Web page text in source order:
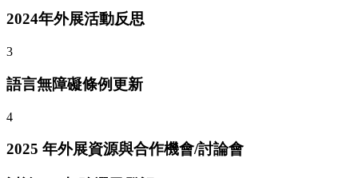
2024年外展活動反思
3
語言無障礙條例更新
4
2025 年外展資源與合作機會/討論會